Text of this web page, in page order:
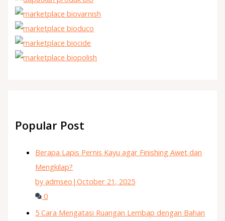
Popular Post
Berapa Lapis Pernis Kayu agar Finishing Awet dan
Mengkilap?
by admseo |October 21, 2025
0
5 Cara Mengatasi Ruangan Lembap dengan Bahan